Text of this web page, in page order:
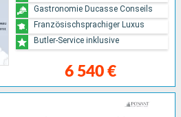
6 540 €
Gastronomie Ducasse Conseils
Französischsprachiger Luxus
Butler-Service inklusive